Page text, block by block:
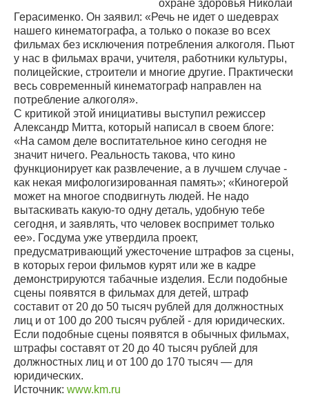
охране здоровья Николай
Герасименко. Он заявил: «Речь не идет о шедеврах
нашего кинематографа, а только о показе во всех
фильмах без исключения потребления алкоголя. Пьют
у нас в фильмах врачи, учителя, работники культуры,
полицейские, строители и многие другие. Практически
весь современный кинематограф направлен на
потребление алкоголя».
С критикой этой инициативы выступил режиссер
Александр Митта, который написал в своем блоге:
«На самом деле воспитательное кино сегодня не
значит ничего. Реальность такова, что кино
функционирует как развлечение, а в лучшем случае -
как некая мифологизированная память»; «Киногерой
может на многое сподвигнуть людей. Не надо
вытаскивать какую-то одну деталь, удобную тебе
сегодня, и заявлять, что человек воспримет только
ее». Госдума уже утвердила проект,
предусматривающий ужесточение штрафов за сцены,
в которых герои фильмов курят или же в кадре
демонстрируются табачные изделия. Если подобные
сцены появятся в фильмах для детей, штраф
составит от 20 до 50 тысяч рублей для должностных
лиц и от 100 до 200 тысяч рублей - для юридических.
Если подобные сцены появятся в обычных фильмах,
штрафы составят от 20 до 40 тысяч рублей для
должностных лиц и от 100 до 170 тысяч — для
юридических.
Источник: www.km.ru